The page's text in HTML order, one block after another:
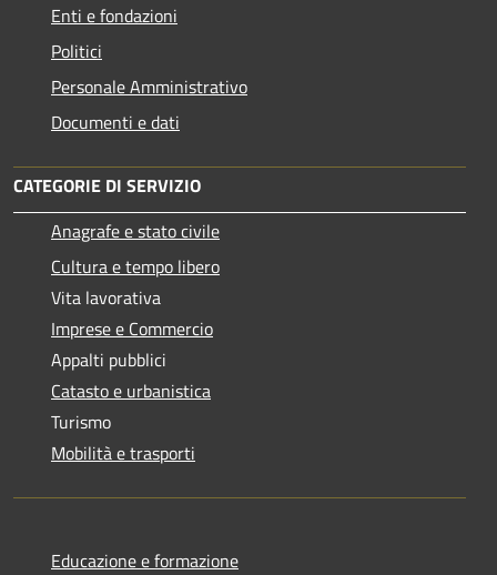
Enti e fondazioni
Politici
Personale Amministrativo
Documenti e dati
CATEGORIE DI SERVIZIO
Anagrafe e stato civile
Cultura e tempo libero
Vita lavorativa
Imprese e Commercio
Appalti pubblici
Catasto e urbanistica
Turismo
Mobilità e trasporti
Educazione e formazione